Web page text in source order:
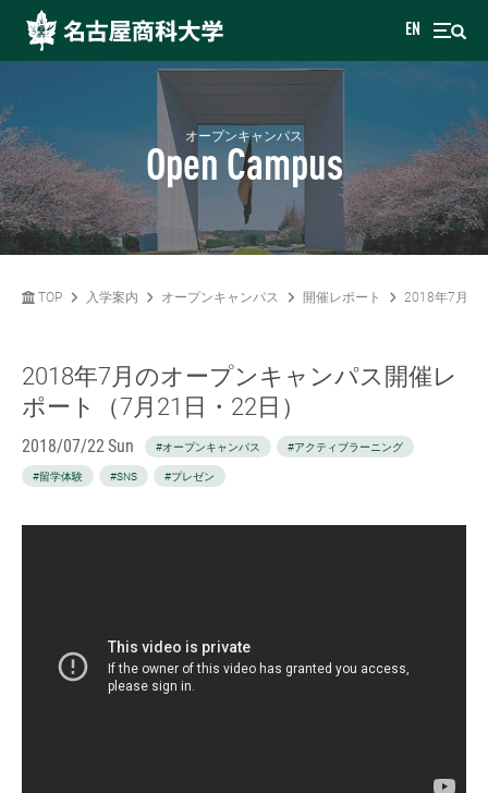
EN
オープンキャンパス
Open Campus
TOP 入学案内 オープンキャンパス 開催レポート 2018年7月の
2018年7月のオープンキャンパス開催レ
ポート（7月21日・22日）
2018/07/22 Sun #オープンキャンパス #アクティブラーニング
#留学体験 #SNS #プレゼン